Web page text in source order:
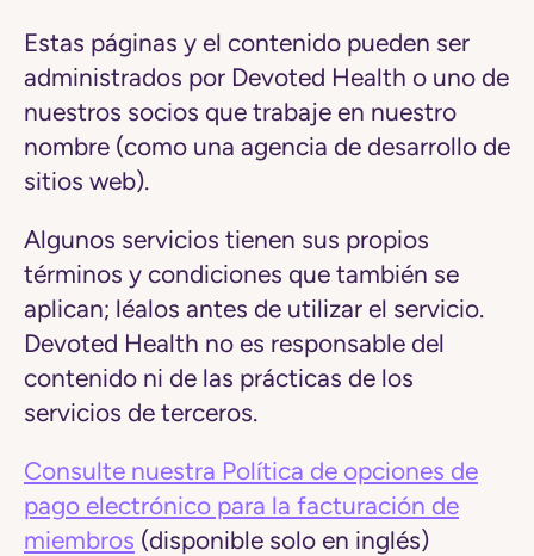
Estas páginas y el contenido pueden ser
administrados por Devoted Health o uno de
nuestros socios que trabaje en nuestro
nombre (como una agencia de desarrollo de
sitios web).
Algunos servicios tienen sus propios
términos y condiciones que también se
aplican; léalos antes de utilizar el servicio.
Devoted Health no es responsable del
contenido ni de las prácticas de los
servicios de terceros.
Consulte nuestra Política de opciones de
pago electrónico para la facturación de
miembros (disponible solo en inglés)